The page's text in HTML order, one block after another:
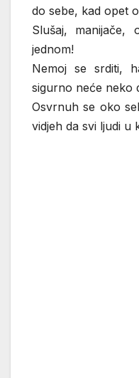
do sebe, kad opet
Slušaj, manijače,
jednom!
Nemoj se srditi,
sigurno neće neko
Osvrnuh se oko
vidjeh da svi ljudi u